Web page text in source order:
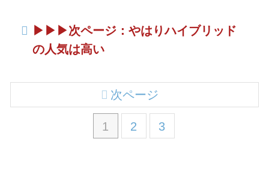
▶︎▶︎▶︎次ページ：やはりハイブリッド
の人気は高い
1 2 3
次ページ